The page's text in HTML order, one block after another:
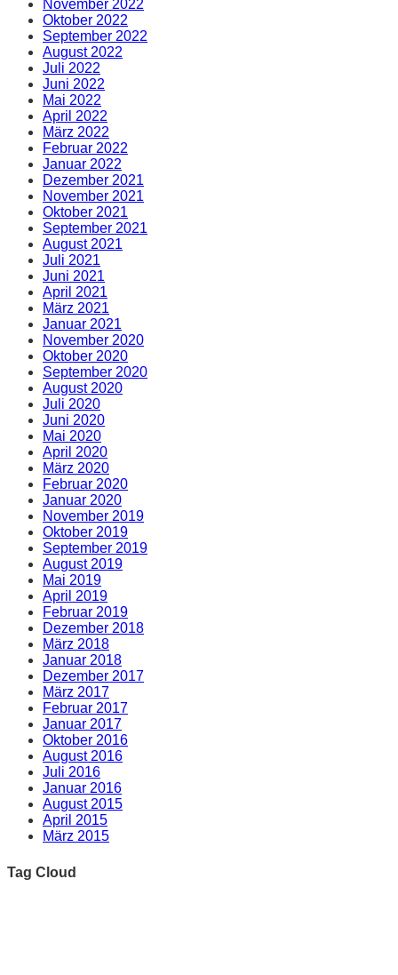
November 2022
Oktober 2022
September 2022
August 2022
Juli 2022
Juni 2022
Mai 2022
April 2022
März 2022
Februar 2022
Januar 2022
Dezember 2021
November 2021
Oktober 2021
September 2021
August 2021
Juli 2021
Juni 2021
April 2021
März 2021
Januar 2021
November 2020
Oktober 2020
September 2020
August 2020
Juli 2020
Juni 2020
Mai 2020
April 2020
März 2020
Februar 2020
Januar 2020
November 2019
Oktober 2019
September 2019
August 2019
Mai 2019
April 2019
Februar 2019
Dezember 2018
März 2018
Januar 2018
Dezember 2017
März 2017
Februar 2017
Januar 2017
Oktober 2016
August 2016
Juli 2016
Januar 2016
August 2015
April 2015
März 2015
Tag Cloud